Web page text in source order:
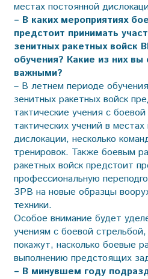
местах постоянной
– В каких мероприятиях
предстоит принимать
зенитных ракетных войск
обучения? Какие из них
важными?
– В летнем периоде
зенитных ракетных войск
тактические учения с
тактических учений в
дислокации, несколько
тренировок. Также боевым
ракетных войск предстоит
профессиональную
ЗРВ на новые образцы
техники.
Особое внимание будет
учениям с боевой
покажут, насколько боевые
выполнению предстоящих
– В минувшем году